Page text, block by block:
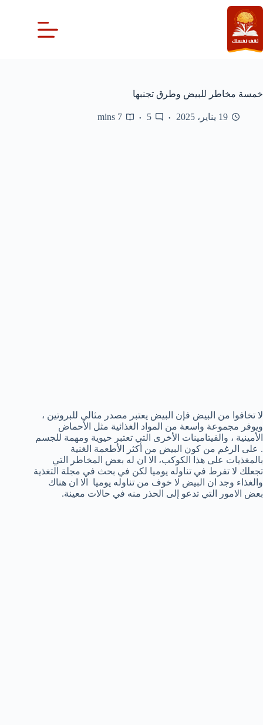
التجاوز
إلى
المحتوى
خمسة مخاطر للبيض وطرق تجنبها
19 يناير، 2025 5
7 mins
لا تخافوا من البيض فإن البيض يعتبر مصدر مثالي للبروتين ،
ويوفر مجموعة واسعة من المواد الغذائية مثل الأحماض
الأمينية ، والفيتامينات الأخرى التي تعتبر حيوية ومهمة للجسم
. على الرغم من كون البيض من أكثر الأطعمة الغنية
بالمغذيات على هذا الكوكب، الا ان له بعض المخاطر التي
تجعلك لا تفرط في تناوله يوميا لكن في بحث في مجلة التغذية
والغذاء وجد ان البيض لا خوف من تناوله يوميا الا ان هناك
بعض الامور التي تدعو إلى الحذر منه في حالات معينة.